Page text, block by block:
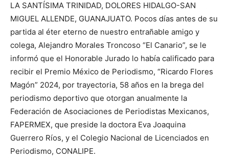
LA SANTÍSIMA TRINIDAD, DOLORES HIDALGO-SAN
MIGUEL ALLENDE, GUANAJUATO. Pocos días antes de su
partida al éter eterno de nuestro entrañable amigo y
colega, Alejandro Morales Troncoso “El Canario”, se le
informó que el Honorable Jurado lo había calificado para
recibir el Premio México de Periodismo, “Ricardo Flores
Magón” 2024, por trayectoria, 58 años en la brega del
periodismo deportivo que otorgan anualmente la
Federación de Asociaciones de Periodistas Mexicanos,
FAPERMEX, que preside la doctora Eva Joaquina
Guerrero Ríos, y el Colegio Nacional de Licenciados en
Periodismo, CONALIPE.